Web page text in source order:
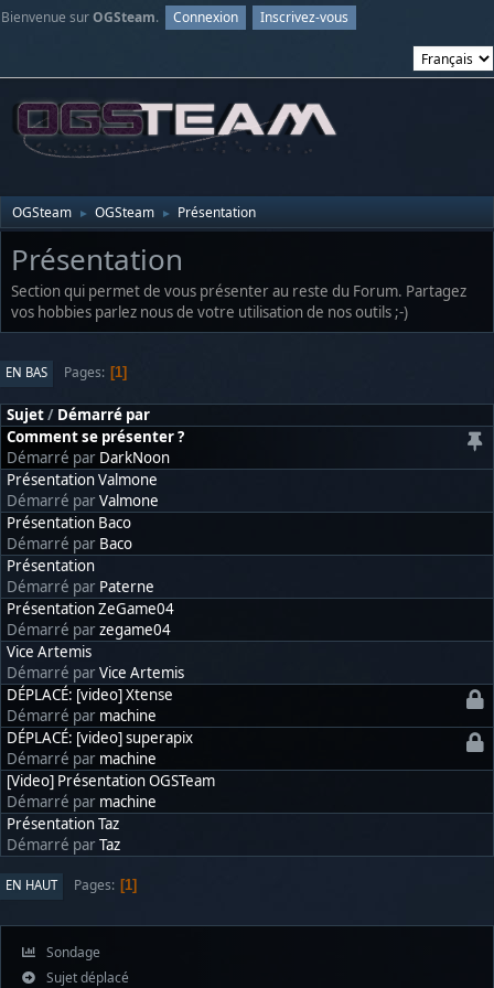
Bienvenue surOGSteam. Connexion Inscrivez-vous
OGSteam ► OGSteam ► Présentation
Présentation
Section qui permet de vous présenter au reste du Forum. Partagez
vos hobbies parlez nous de votre utilisation de nos outils ;-)
EN BAS Pages 1
Sujet/ Démarré par
Comment se présenter ?
Démarré par DarkNoon
Présentation Valmone
Démarré parValmone
Présentation Baco
Démarré par Baco
Présentation
Démarré par Paterne
Présentation ZeGame04
Démarré parzegame04
Vice Artemis
Démarré parVice Artemis
DÉPLACÉ: [video] Xtense
Démarré par machine
DÉPLACÉ: [video] superapix
Démarré par machine
[Video] Présentation OGSTeam
Démarré par machine
Présentation Taz
Démarré parTaz
EN HAUT Pages 1
Sondage
Sujet déplacé